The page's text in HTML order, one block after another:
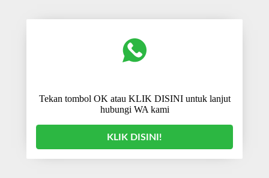
Tekan tombol OK atau KLIK DISINI untuk lanjut
hubungi WA kami
KLIK DISINI!